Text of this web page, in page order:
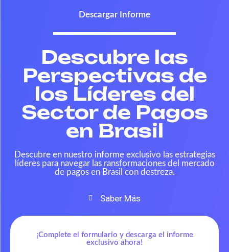
Descargar Informe
Descubre las
Perspectivas de
los Líderes del
Sector de Pagos
en Brasil
Descubre en nuestro informe exclusivo las estrategias
líderes para navegar las ransformaciones del mercado
de pagos en Brasil con destreza.
Saber Más
¡Complete el formulario y descarga el informe
exclusivo ahora!